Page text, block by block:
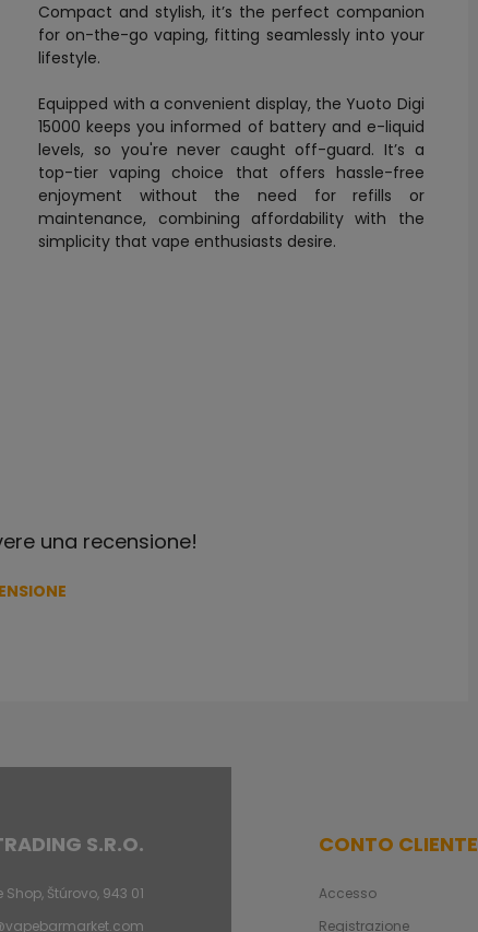
Compact and stylish, it’s the perfect companion
for on-the-go vaping, fitting seamlessly into your
lifestyle.
Equipped with a convenient display, the Yuoto Digi
15000 keeps you informed of battery and e-liquid
levels, so you're never caught off-guard. It’s a
top-tier vaping choice that offers hassle-free
enjoyment without the need for refills or
maintenance, combining affordability with the
simplicity that vape enthusiasts desire.
una recensione!
S.R.O.
Štúrovo, 943 01
CONTO CLIENTE
Accesso
Registrazione